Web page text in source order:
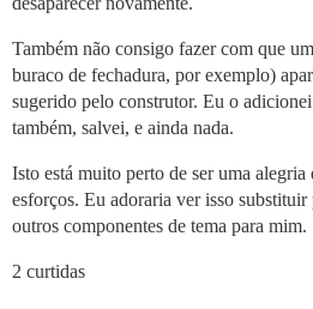
Também não consigo fazer com que
buraco de fechadura, por exemplo)
sugerido pelo construtor. Eu o
também, salvei, e ainda nada.
Isto está muito perto de ser uma
esforços. Eu adoraria ver isso substituir
outros componentes de tema para mim.
2 curtidas